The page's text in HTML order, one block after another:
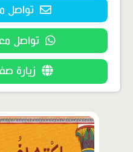
تواصل
تواصل
زيارة
محتوى
مميّز